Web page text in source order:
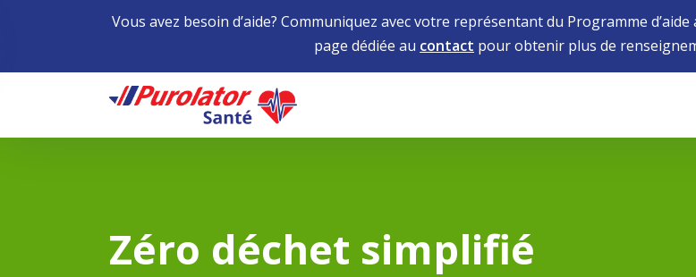
Vous avez besoin d’aide? Communiquez avec votre représentant du Programme
page dédiée au contact pour obtenir plus de
Home
Zéro déchet simplifié